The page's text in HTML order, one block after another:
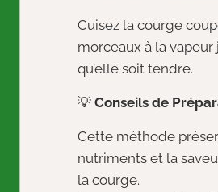
Cuisez la courge
morceaux à la vapeur
qu’elle soit tendre.
💡 Conseils de
Cette méthode
nutriments et la
la courge.